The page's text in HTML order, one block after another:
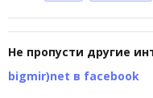
Не пропусти другие
bigmir)net в facebook